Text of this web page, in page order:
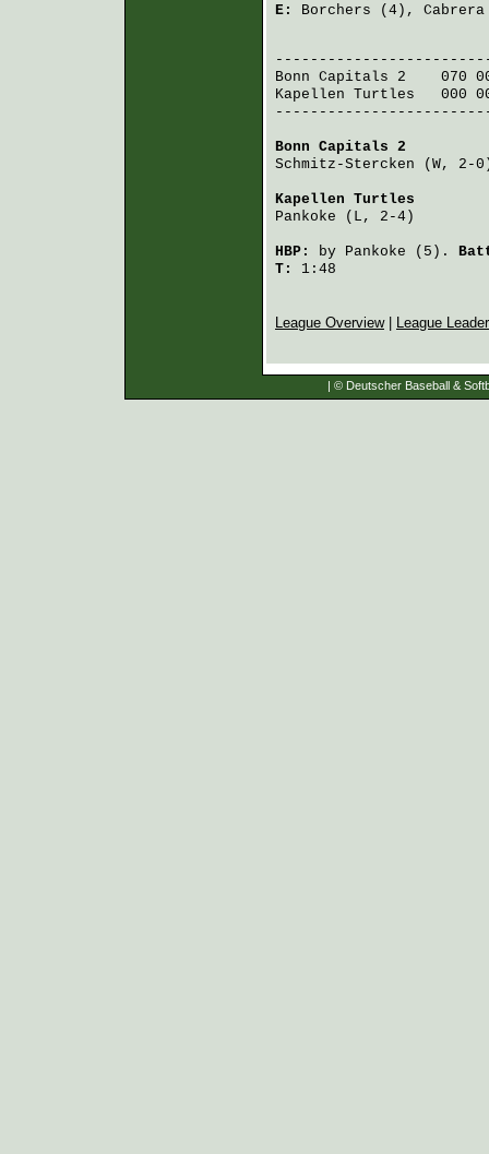
E: Borchers (4), Cabrera
Bonn Capitals 2
070
Kapellen Turtles
000
Bonn Capitals 2
Schmitz-Stercken (W,
Kapellen Turtles
Pankoke (L, 2-4)
HBP: by Pankoke (5).
T:
1:48
League Overview| League
| © Deutscher Baseball &